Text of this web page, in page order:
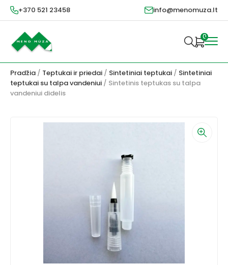
+370 521 23458 info@menomuza.lt
0
Pradžia / Teptukai ir priedai / Sintetiniai teptukai / Sintetiniai
teptukai su talpa vandeniui / Sintetinis teptukas su talpa
vandeniui didelis